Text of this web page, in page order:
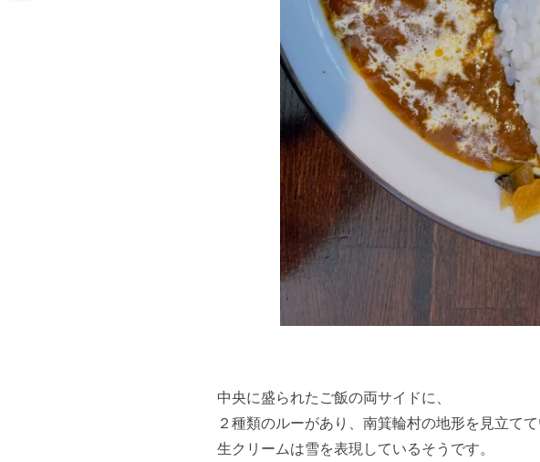
中央に盛られたご飯の両サイドに、
２種類のルーがあり、南箕輪村の地形を見立てて
生クリームは雪を表現しているそうです。